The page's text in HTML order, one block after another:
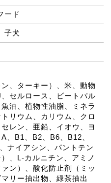
ード
子犬
、ターキー）、米、動物
セルロース、ビートパル
油、植物性油脂、ミネラ
リウム、カリウム、クロ
レン、亜鉛、イオウ、ヨ
、B1、B2、B6、B12、
ナイアシン、パントテン
、L-カルニチン、アミノ
ン）、酸化防止剤（ミッ
リー抽出物、緑茶抽出